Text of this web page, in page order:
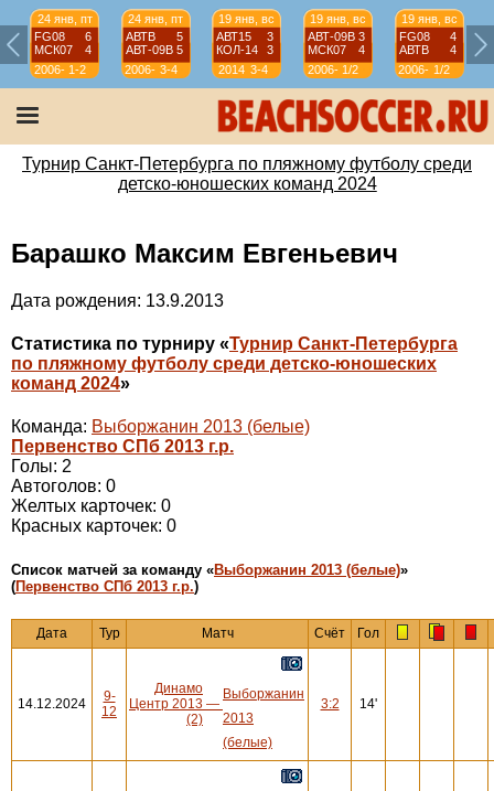
24 янв, пт
FG08
6
МСК07
4
2006-
07
1-2
24 янв, пт
АВТВ
5
АВТ-09B 5
2006-
07
3-4
19 янв, вс
АВТ15
3
КОЛ-14
3
2014 3-4
19 янв, вс
АВТ-09B 3
МСК07
4
2006-
07
1/2
19 янв, вс
FG08
4
АВТВ
4
2006-
07
1/2
Турнир Санкт-Петербурга по пляжному футболу среди
детско-юношеских команд 2024
Барашко Максим Евгеньевич
Дата рождения: 13.9.2013
Статистика по турниру «Турнир Санкт-Петербурга
по пляжному футболу среди детско-юношеских
команд 2024»
Команда: Выборжанин 2013 (белые)
Первенство СПб 2013 г.р.
Голы: 2
Автоголов: 0
Желтых карточек: 0
Красных карточек: 0
Cписок матчей за команду «Выборжанин 2013 (белые)»
(Первенство СПб 2013 г.р.)
Дата Тур Матч Счёт Гол
14.12.2024
9-
12
Динамо
Центр 2013
(2)
—
Выборжанин
2013
(белые)
3:2 14'